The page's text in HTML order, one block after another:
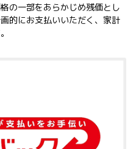
の一部をあらかじめ残価とし
的にお支払いいただく、家計